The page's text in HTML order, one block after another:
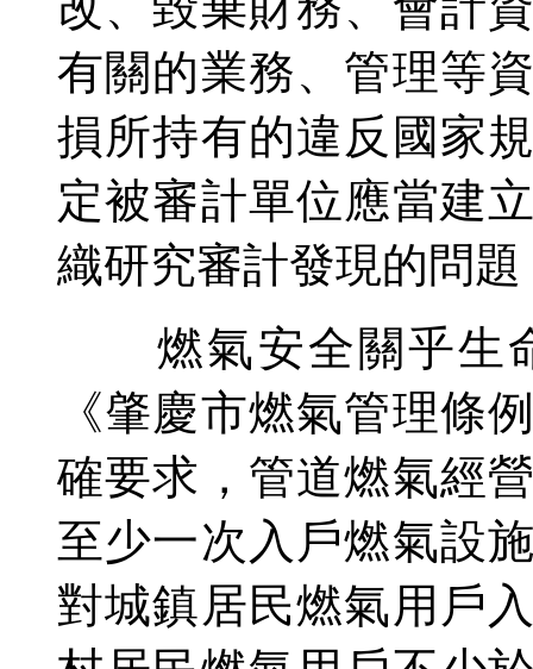
有關的業務、管理等
損所持有的違反國家
定被審計單位應當建
織研究審計發現的問
燃氣安全關乎生命
《肇慶市燃氣管理條
確要求，管道燃氣經
至少一次入戶燃氣設
對城鎮居民燃氣用戶